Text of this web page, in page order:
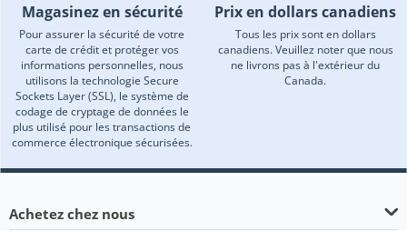
Magasinez en sécurité
Pour assurer la sécurité de votre
carte de crédit et protéger vos
informations personnelles, nous
utilisons la technologie Secure
Sockets Layer (SSL), le système de
codage de cryptage de données le
plus utilisé pour les transactions de
commerce électronique sécurisées.
Prix en dollars canadiens
Tous les prix sont en dollars
canadiens. Veuillez noter que nous
ne livrons pas à l'extérieur du
Canada.
Achetez chez nous